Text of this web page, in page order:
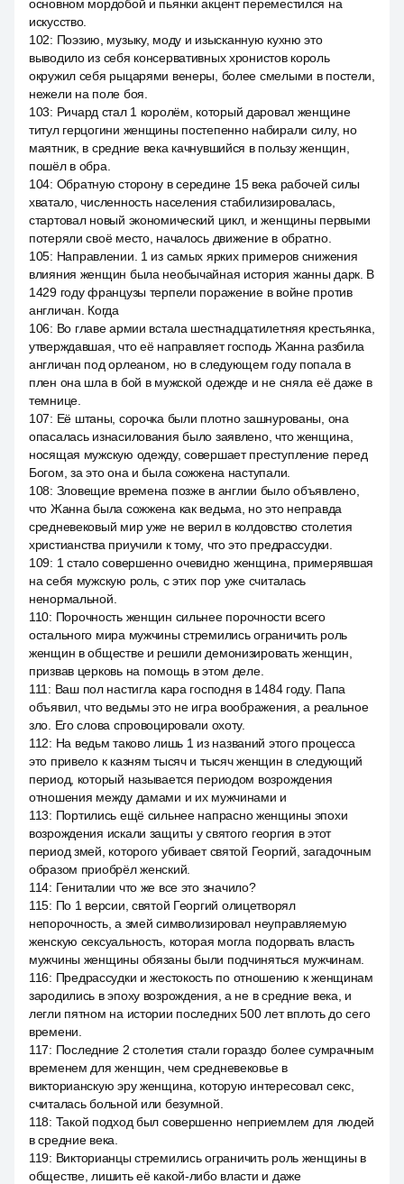
основном мордобой и пьянки акцент переместился на
искусство.
102: Поэзию, музыку, моду и изысканную кухню это
выводило из себя консервативных хронистов король
окружил себя рыцарями венеры, более смелыми в постели,
нежели на поле боя.
103: Ричард стал 1 королём, который даровал женщине
титул герцогини женщины постепенно набирали силу, но
маятник, в средние века качнувшийся в пользу женщин,
пошёл в обра.
104: Обратную сторону в середине 15 века рабочей силы
хватало, численность населения стабилизировалась,
стартовал новый экономический цикл, и женщины первыми
потеряли своё место, началось движение в обратно.
105: Направлении. 1 из самых ярких примеров снижения
влияния женщин была необычайная история жанны дарк. В
1429 году французы терпели поражение в войне против
англичан. Когда
106: Во главе армии встала шестнадцатилетняя крестьянка,
утверждавшая, что её направляет господь Жанна разбила
англичан под орлеаном, но в следующем году попала в
плен она шла в бой в мужской одежде и не сняла её даже в
темнице.
107: Её штаны, сорочка были плотно зашнурованы, она
опасалась изнасилования было заявлено, что женщина,
носящая мужскую одежду, совершает преступление перед
Богом, за это она и была сожжена наступали.
108: Зловещие времена позже в англии было объявлено,
что Жанна была сожжена как ведьма, но это неправда
средневековый мир уже не верил в колдовство столетия
христианства приучили к тому, что это предрассудки.
109: 1 стало совершенно очевидно женщина, примерявшая
на себя мужскую роль, с этих пор уже считалась
ненормальной.
110: Порочность женщин сильнее порочности всего
остального мира мужчины стремились ограничить роль
женщин в обществе и решили демонизировать женщин,
призвав церковь на помощь в этом деле.
111 : Ваш пол настигла кара господня в 1484 году. Папа
объявил, что ведьмы это не игра воображения, а реальное
зло. Его слова спровоцировали охоту.
112: На ведьм таково лишь 1 из названий этого процесса
это привело к казням тысяч и тысяч женщин в следующий
период, который называется периодом возрождения
отношения между дамами и их мужчинами и
113: Портились ещё сильнее напрасно женщины эпохи
возрождения искали защиты у святого георгия в этот
период змей, которого убивает святой Георгий, загадочным
образом приобрёл женский.
114: Гениталии что же все это значило?
115: По 1 версии, святой Георгий олицетворял
непорочность, а змей символизировал неуправляемую
женскую сексуальность, которая могла подорвать власть
мужчины женщины обязаны были подчиняться мужчинам.
116: Предрассудки и жестокость по отношению к женщинам
зародились в эпоху возрождения, а не в средние века, и
легли пятном на истории последних 500 лет вплоть до сего
времени.
117: Последние 2 столетия стали гораздо более сумрачным
временем для женщин, чем средневековье в
викторианскую эру женщина, которую интересовал секс,
считалась больной или безумной.
118: Такой подход был совершенно неприемлем для людей
в средние века.
119: Викторианцы стремились ограничить роль женщины в
обществе, лишить её какой-либо власти и даже